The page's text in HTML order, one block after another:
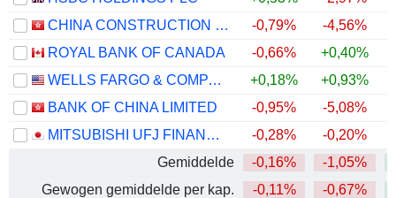
CHINA CONSTRUCTION BANK CORPORATION
-0,79% -4,56%
ROYAL BANK OF CANADA
-0,66% +0,40%
WELLS FARGO & COMPANY
+0,18% +0,93%
BANK OF CHINA LIMITED
-0,95% -5,08%
MITSUBISHI UFJ FINANCIAL GROUP, INC.
-0,28% -0,20%
Gemiddelde
-0,16% -1,05%
Gewogen gemiddelde per kap.
-0,11% -0,67%